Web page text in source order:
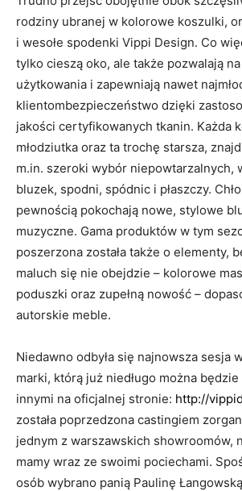
rodziny ubranej w kolorowe koszulki,
i wesołe spodenki Vippi Design. Co
tylko cieszą oko, ale także pozwalają
użytkowania i zapewniają nawet
klientombezpieczeństwo dzięki
jakości certyfikowanych tkanin. Każda
młodziutka oraz ta trochę starsza,
m.in. szeroki wybór niepowtarzalnych,
bluzek, spodni, spódnic i płaszczy.
pewnością pokochają nowe, stylowe
muzyczne. Gama produktów w tym
poszerzona została także o elementy,
maluch się nie obejdzie – kolorowe
poduszki oraz zupełną nowość –
autorskie meble.
Niedawno odbyła się najnowsza sesja
marki, którą już niedługo można
innymi na oficjalnej stronie: http://
została poprzedzona castingiem
jednym z warszawskich showroomów,
mamy wraz ze swoimi pociechami.
osób wybrano panią Paulinę